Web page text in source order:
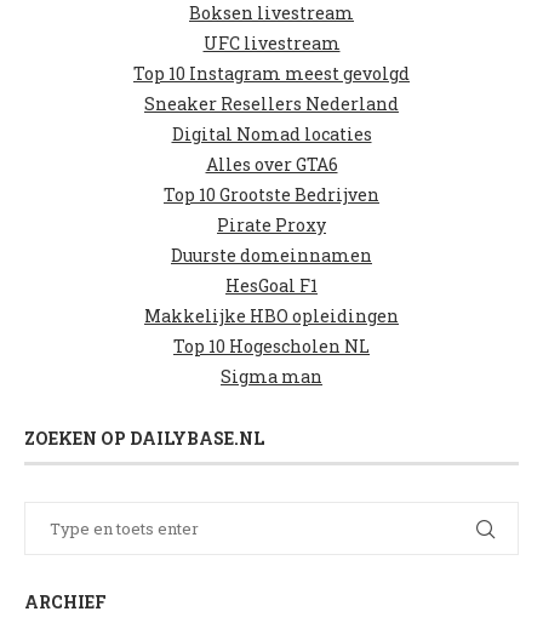
Boksen livestream
UFC livestream
Top 10 Instagram meest gevolgd
Sneaker Resellers Nederland
Digital Nomad locaties
Alles over GTA6
Top 10 Grootste Bedrijven
Pirate Proxy
Duurste domeinnamen
HesGoal F1
Makkelijke HBO opleidingen
Top 10 Hogescholen NL
Sigma man
ZOEKEN OP DAILYBASE.NL
ARCHIEF